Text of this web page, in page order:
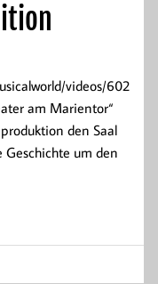
videos/602
am Marientor“
den Saal
Geschichte um den